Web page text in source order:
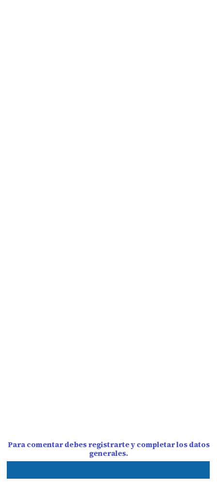
Para comentar debes registrarte y completar los datos
generales.